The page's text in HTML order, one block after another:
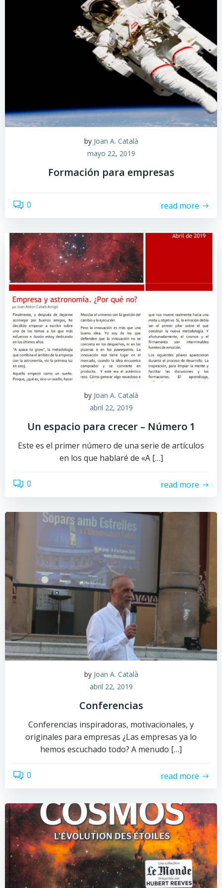
by Joan A. Català
mayo 22, 2019
Formación para empresas
0 read more
by Joan A. Català
abril 22, 2019
Un espacio para crecer – Número 1
Este es el primer número de una serie de artículos
en los que hablaré de «A […]
0 read more
by Joan A. Català
abril 22, 2019
Conferencias
Conferencias inspiradoras, motivacionales, y
originales para empresas ¿Las empresas ya lo
hemos escuchado todo? A menudo […]
0 read more